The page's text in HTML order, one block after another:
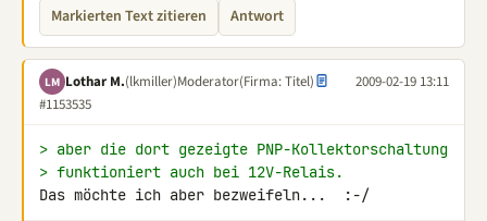
Markierten Text zitieren Antwort
LM Lothar M.(lkmiller)Moderator(Firma: Titel)
2009-02-19 13:11
#1153535
> aber die dort gezeigte PNP-Kollektorschaltung
> funktioniert auch bei 12V-Relais.
Das möchte ich aber bezweifeln...  :-/